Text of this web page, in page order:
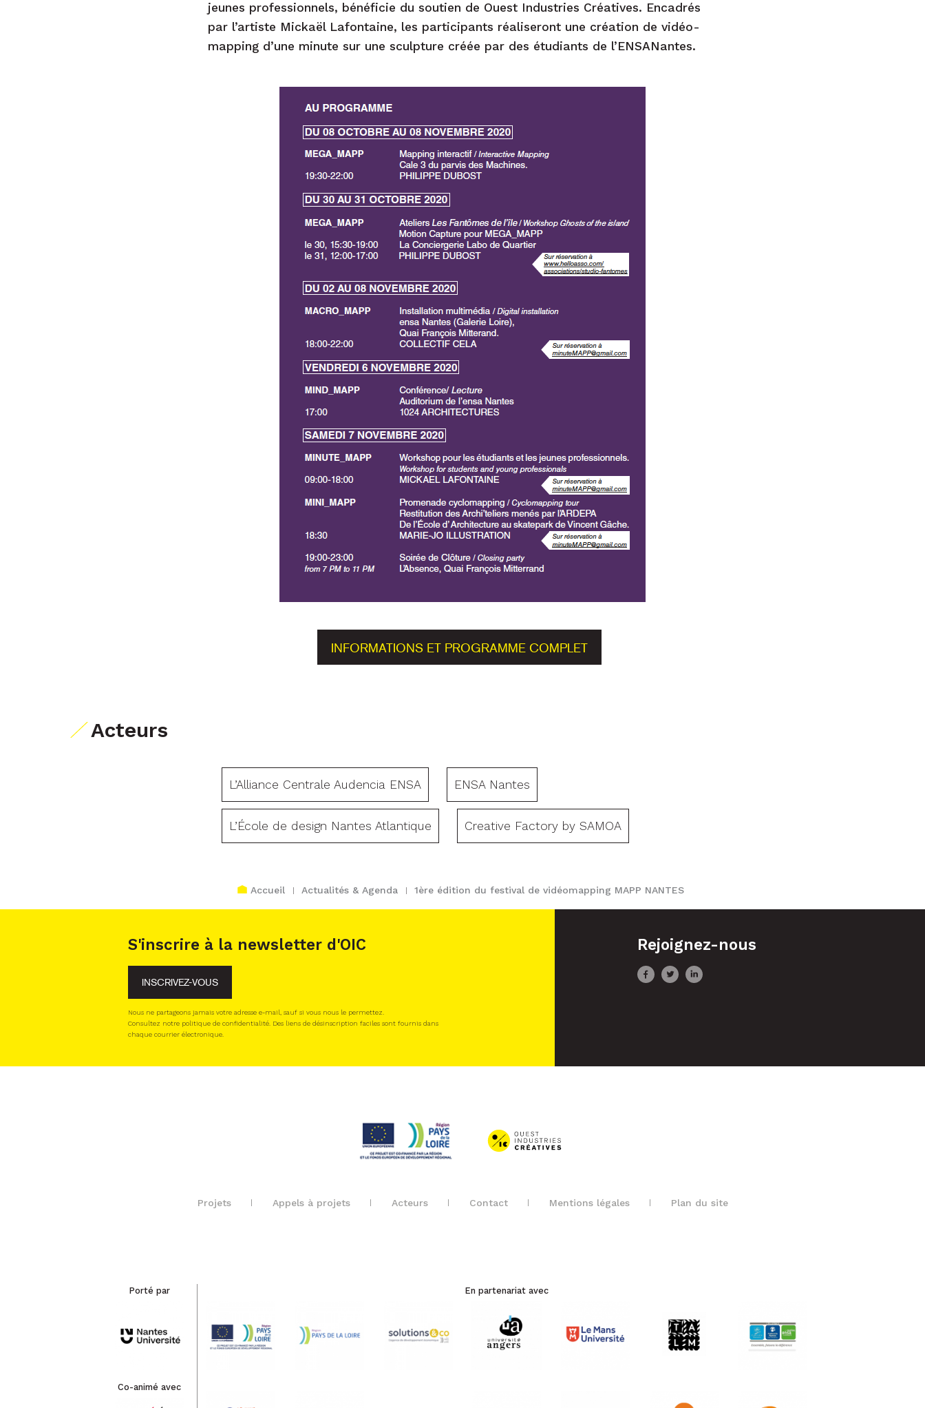
jeunes professionnels, bénéficie du soutien de Ouest Industries Créatives. Encadrés
par l’artiste Mickaël Lafontaine, les participants réaliseront une création de vidéo-
mapping d’une minute sur une sculpture créée par des étudiants de l’ENSANantes.
INFORMATIONS ET PROGRAMME COMPLET
Acteurs
L’Alliance Centrale Audencia ENSA ENSA Nantes
L’École de design Nantes Atlantique Creative Factory by SAMOA
Accueil Actualités & Agenda 1ère édition du festival de vidéomapping MAPP NANTES
S'inscrire à la newsletter d'OIC
INSCRIVEZ-VOUS
Nous ne partageons jamais votre adresse e-mail, sauf si vous nous le permettez.
Consultez notre politique de confidentialité. Des liens de désinscription faciles sont fournis dans
chaque courrier électronique.
Rejoignez-nous
Projets Appels à projets Acteurs Contact Mentions légales Plan du site
Porté par
Co-animé avec
En partenariat avec